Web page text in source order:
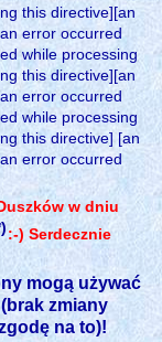
this directive][an
error occurred
while processing
this directive][an
error occurred
while processing
this directive] [an
error occurred
w dniu
:-) Serdecznie
mogą używać
zmiany
na to)!